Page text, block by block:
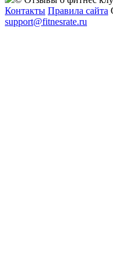
Контакты Правила сайта
support@fitnesrate.ru